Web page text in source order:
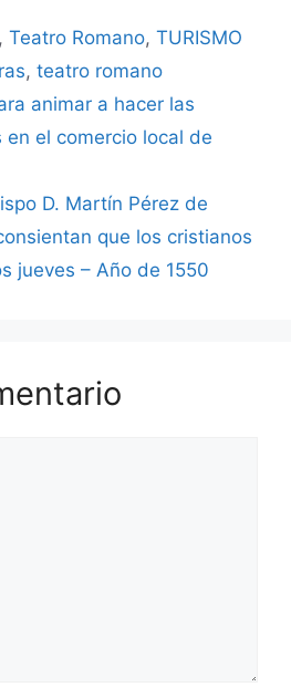
,Teatro Romano,TURISMO
,teatro romano
animar a hacer las
el comercio local de
D. Martín Pérez de
que los cristianos
jueves – Año de 1550